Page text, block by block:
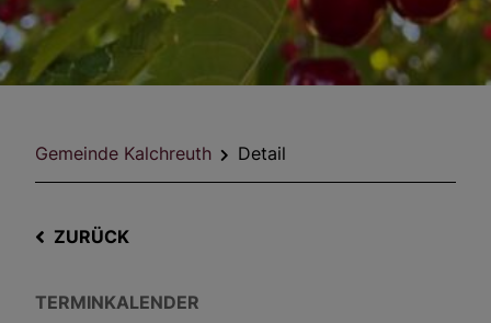
Gemeinde Kalchreuth Detail
ZURÜCK
TERMINKALENDER